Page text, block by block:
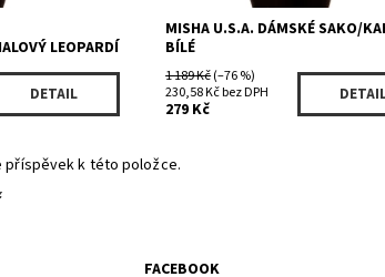
LEOPARDÍ
DETAIL
MISHA U.S.A. DÁMSKÉ SAKO/
BÍLÉ
1 189 Kč(–76 %)
230,58 Kč bez DPH
279 Kč
příspěvek k této položce.
FACEBOOK